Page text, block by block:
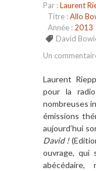
Par :Laurent
Titre :Allo
Année : 2013
David
Un
Laurent
pour la
nombreuses
émissions th
aujourd’hui
David !
ouvrage, qui
abécédaire,